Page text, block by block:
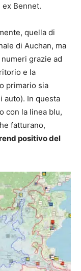
ex Bennet.
quella di
di Auchan, ma
grazie ad
e la
primario sia
auto). In questa
con la linea blu,
fatturano,
positivo del